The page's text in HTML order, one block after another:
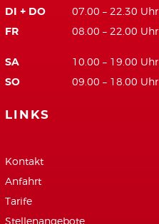
DI + DO 07.00 – 22.30 Uhr
FR 08.00 – 22.00 Uhr
SA 10.00 – 19.00 Uhr
SO 09.00 – 18.00 Uhr
LINKS
Kontakt
Anfahrt
Tarife
Stellenangebote